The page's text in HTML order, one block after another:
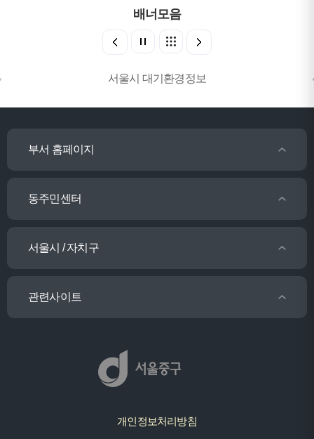
배너모음
서울시 대기환경정보
부서 홈페이지
동주민센터
서울시 / 자치구
관련사이트
개인정보처리방침